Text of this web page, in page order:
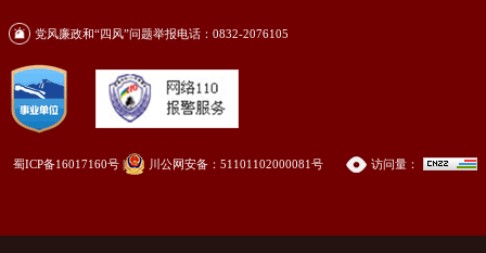
党风廉政和“四风”问题举报电话：0832-2076105
蜀ICP备16017160号 | 川公网安备：51101102000081号 访问量：